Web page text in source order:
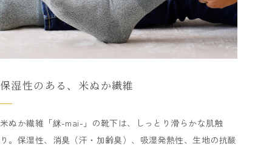
保湿性のある、米ぬか繊維
米ぬか繊維「䋛-mai-」の靴下は、しっとり滑らかな肌触
り。保湿性、消臭（汗・加齢臭）、吸湿発熱性、生地の抗酸